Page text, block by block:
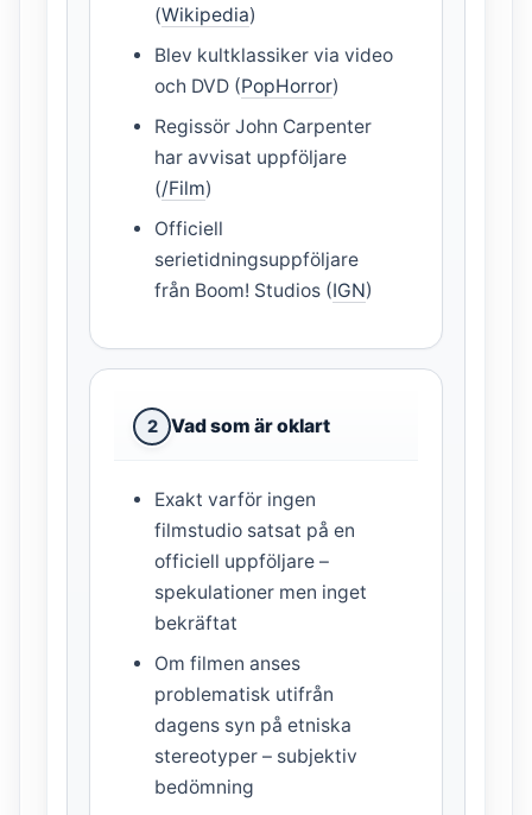
(Wikipedia)
Blev kultklassiker via video
och DVD (PopHorror)
Regissör John Carpenter
har avvisat uppföljare
(/Film)
Officiell
serietidningsuppföljare
från Boom! Studios (IGN)
2 Vad som är oklart
Exakt varför ingen
filmstudio satsat på en
officiell uppföljare –
spekulationer men inget
bekräftat
Om filmen anses
problematisk utifrån
dagens syn på etniska
stereotyper – subjektiv
bedömning